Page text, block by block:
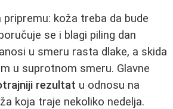
koža treba da bude
se i blagi piling dan
u smeru rasta dlake, a skida
u suprotnom smeru. Glavne
rezultat u odnosu na
koja traje nekoliko nedelja.